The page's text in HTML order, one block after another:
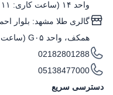
واحد ۱۴ (ساعت کاری: ۱۱ تا ۲۰)
گالری طلا مشهد: بلوار
همکف، واحد G۰۵ (ساعت کاری: ۱۰.۳۰ الی ۱۳.۳۰ - ۱۷.۳۰ الی ۲۱)
02182801288
05138477000
دسترسی سریع